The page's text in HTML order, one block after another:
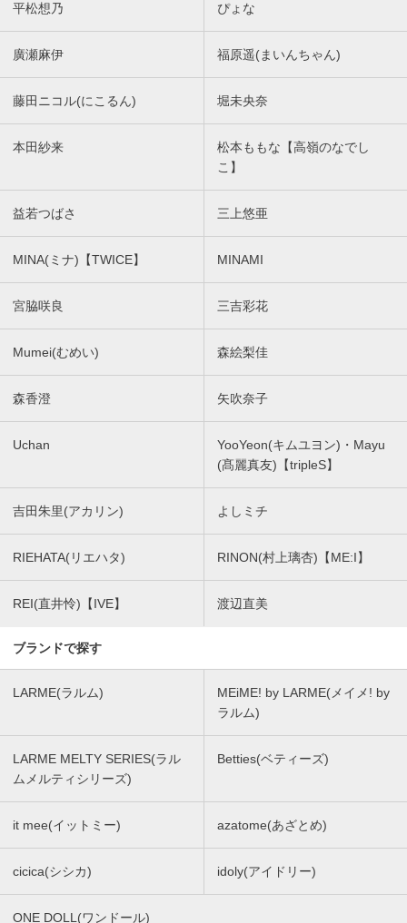
平松想乃 ぴょな
廣瀬麻伊 福原遥(まいんちゃん)
藤田ニコル(にこるん) 堀未央奈
本田紗来
松本ももな【高嶺のなでし
こ】
益若つばさ 三上悠亜
MINA(ミナ)【TWICE】 MINAMI
宮脇咲良 三吉彩花
Mumei(むめい) 森絵梨佳
森香澄 矢吹奈子
Uchan
YooYeon(キムユヨン)・Mayu
(髙麗真友)【tripleS】
吉田朱里(アカリン) よしミチ
RIEHATA(リエハタ) RINON(村上璃杏)【ME:I】
REI(直井怜)【IVE】 渡辺直美
ブランドで探す
LARME(ラルム)
MEiME! by LARME(メイメ! by
ラルム)
LARME MELTY SERIES(ラル
ムメルティシリーズ)
Betties(ベティーズ)
it mee(イットミー) azatome(あざとめ)
cicica(シシカ) idoly(アイドリー)
ONE DOLL(ワンドール)